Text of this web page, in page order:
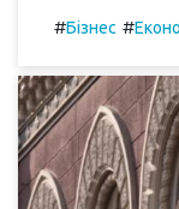
#Бізнес #